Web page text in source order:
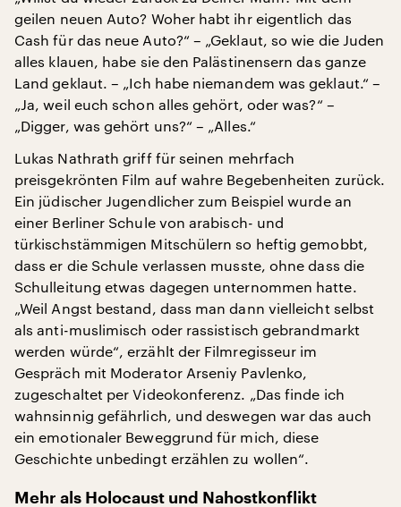
geilen neuen Auto? Woher habt ihr eigentlich das
Cash für das neue Auto?“ – „Geklaut, so wie die Juden
alles klauen, habe sie den Palästinensern das ganze
Land geklaut. – „Ich habe niemandem was geklaut.“ –
„Ja, weil euch schon alles gehört, oder was?“ –
„Digger, was gehört uns?“ – „Alles.“
Lukas Nathrath griff für seinen mehrfach
preisgekrönten Film auf wahre Begebenheiten zurück.
Ein jüdischer Jugendlicher zum Beispiel wurde an
einer Berliner Schule von arabisch- und
türkischstämmigen Mitschülern so heftig gemobbt,
dass er die Schule verlassen musste, ohne dass die
Schulleitung etwas dagegen unternommen hatte.
„Weil Angst bestand, dass man dann vielleicht selbst
als anti-muslimisch oder rassistisch gebrandmarkt
werden würde“, erzählt der Filmregisseur im
Gespräch mit Moderator Arseniy Pavlenko,
zugeschaltet per Videokonferenz. „Das finde ich
wahnsinnig gefährlich, und deswegen war das auch
ein emotionaler Beweggrund für mich, diese
Geschichte unbedingt erzählen zu wollen“.
Mehr als Holocaust und Nahostkonflikt